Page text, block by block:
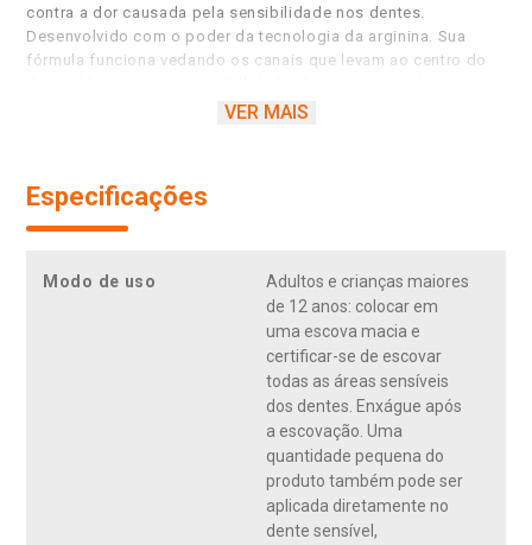
contra a dor causada pela sensibilidade nos dentes.
Desenvolvido com o poder da tecnologia da arginina. Sua
fórmula funciona vedando os canais que levam ao centro do
uma barreira de longa duração que age como um escudo
VER MAIS
Especificações
Modo de uso
Adultos e crianças maiores
de 12 anos: colocar em
uma escova macia e
certificar-se de escovar
todas as áreas sensíveis
dos dentes. Enxágue após
a escovação. Uma
quantidade pequena do
produto também pode ser
aplicada diretamente no
dente sensível,